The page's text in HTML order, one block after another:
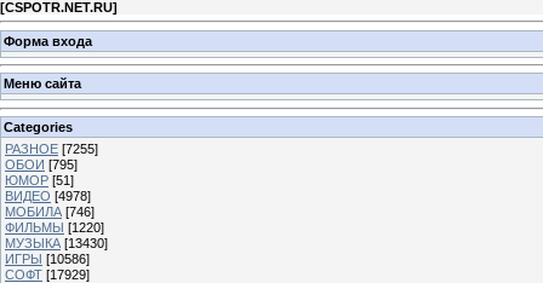
[CSPOTR.NET.RU]
Форма входа
Меню сайта
Categories
РАЗНОЕ [7255]
ОБОИ [795]
ЮМОР [51]
ВИДЕО [4978]
МОБИЛА [746]
ФИЛЬМЫ [1220]
МУЗЫКА [13430]
ИГРЫ [10586]
СОФТ [17929]